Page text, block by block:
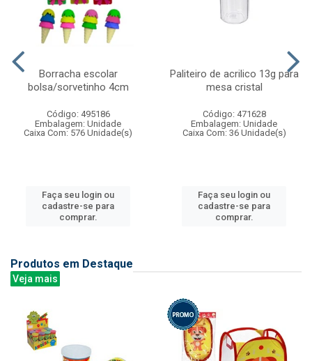
Borracha escolar
bolsa/sorvetinho 4cm
Código: 495186
Embalagem: Unidade
Caixa Com: 576 Unidade(s)
Faça seu login ou
cadastre-se para
comprar.
Paliteiro de acrilico 13g para
mesa cristal
Código: 471628
Embalagem: Unidade
Caixa Com: 36 Unidade(s)
Faça seu login ou
cadastre-se para
comprar.
Produtos em Destaque
Veja mais